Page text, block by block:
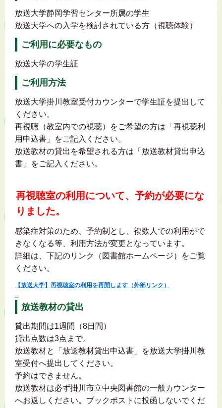
放送大学静岡学習センター所属の学生
放送大学への入学を検討されている方（視聴体験）
ご利用に必要なもの
放送大学の学生証
ご利用方法
放送大学掛川教室受付カウンターで学生証を提出して
ください。
再視聴（教室内での視聴）をご希望の方は「再視聴利
用申込書」をご記入ください。
放送教材の貸出を希望される方は「放送教材貸出申込
書」をご記入ください。
再視聴室の利用について、予約が必要にな
りました。
感染症対策のため、予約制とし、複数人での利用がで
きなくなる等、利用方法が変更となっています。
詳細は、下記のリンク（図書館ホームページ）をご覧
ください。
放送教材の貸出
貸出期間は1週間（8日間）
貸出点数は3点まで。
放送教材と「放送教材貸出申込書」を放送大学掛川教
室受付へ提出してください。
予約はできません。
放送教材は必ず掛川市立中央図書館の一般カウンター
へお返しください。ブックポストに投函しないでくだ